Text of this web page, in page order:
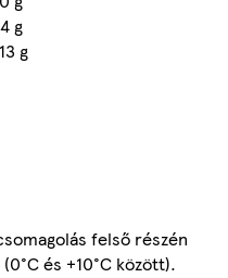
g
g
felső részén
és +10°C között).